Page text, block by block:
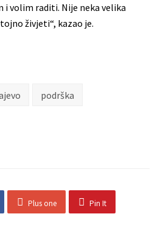
i volim raditi. Nije neka velika
živjeti“, kazao je.
podrška
Plus one Pin It